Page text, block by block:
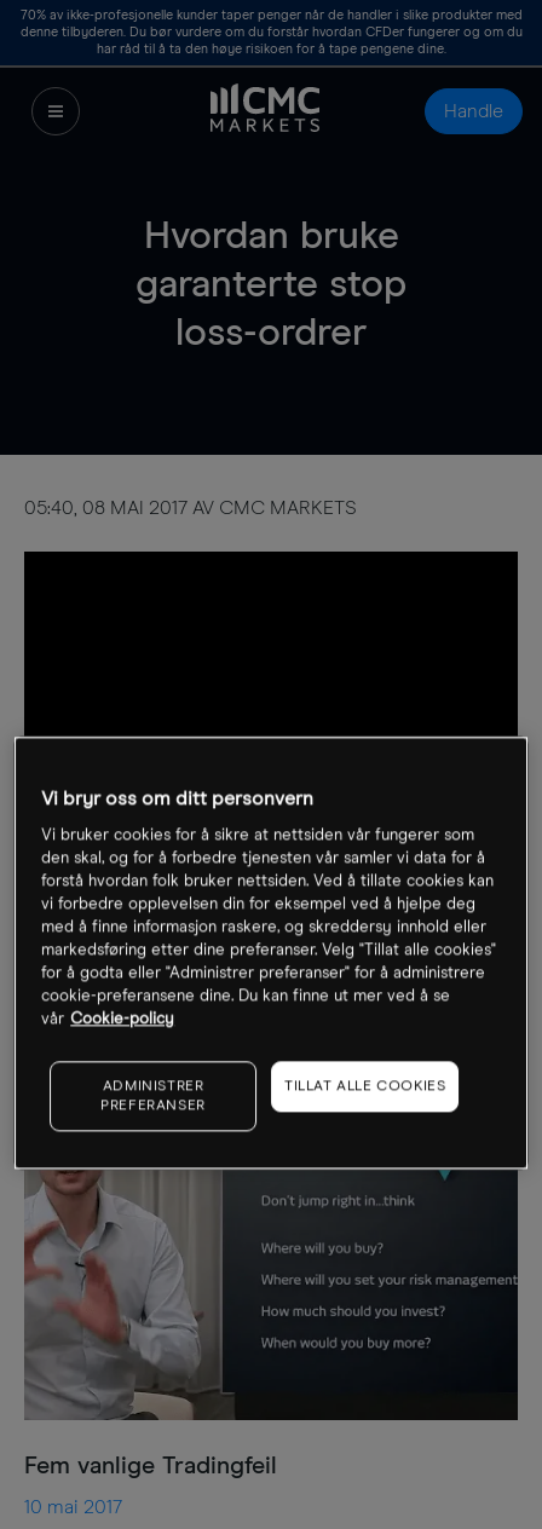
70%av ikke-profesjonelle kunder taper penger når de handler i slike produkter med
denne tilbyderen. Du bør vurdere om du forstår hvordan CFDer fungerer og om du
har råd til å ta den høye risikoen for å tape pengene dine.
Handle
Hvordan bruke
garanterte stop
loss-ordrer
05:40, 08 MAI 2017 AV CMC MARKETS
FLERE VIDEOER
Fem vanlige Tradingfeil
10 mai 2017
Vi bryr oss om ditt personvern
Vi bruker cookies for å sikre at nettsiden vår fungerer som
den skal, og for å forbedre tjenesten vår samler vi data for å
forstå hvordan folk bruker nettsiden. Ved å tillate cookies kan
vi forbedre opplevelsen din for eksempel ved å hjelpe deg
med å finne informasjon raskere, og skreddersy innhold eller
markedsføring etter dine preferanser. Velg "Tillat alle cookies"
for å godta eller "Administrer preferanser" for å administrere
cookie-preferansene dine. Du kan finne ut mer ved å se
vår Cookie-policy
ADMINISTRER
PREFERANSER
TILLAT ALLE COOKIES